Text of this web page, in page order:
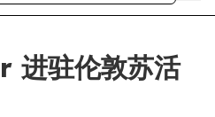
驻伦敦苏活